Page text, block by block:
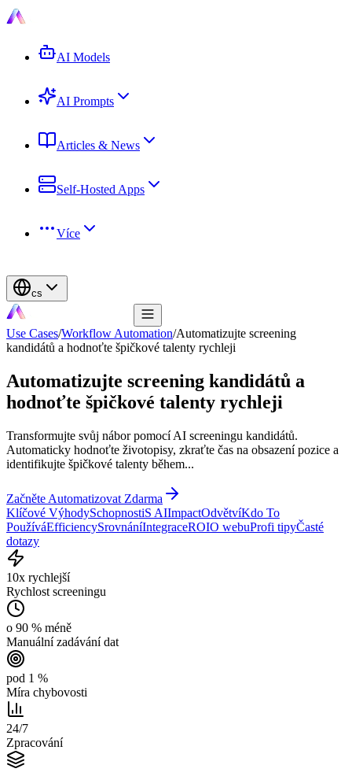
AI Models
AI Prompts
Articles & News
Self-Hosted Apps
Více
cs
Use Cases/Workflow Automation/Automatizujte screening
kandidátů a hodnoťte špičkové talenty rychleji
Automatizujte screening kandidátů a
hodnoťte špičkové talenty rychleji
Transformujte svůj nábor pomocí AI screeningu kandidátů.
Automaticky hodnoťte životopisy, zkraťte čas na obsazení pozice a
identifikujte špičkové talenty během...
Začněte Automatizovat Zdarma
Klíčové VýhodySchopnostiS AIImpactOdvětvíKdo To
PoužíváEfficiencySrovnáníIntegraceROIO webuProfi tipyČasté
dotazy
10x rychlejší
Rychlost screeningu
o 90 % méně
Manuální zadávání dat
pod 1 %
Míra chybovosti
24/7
Zpracování